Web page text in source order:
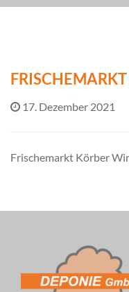
17. Dezember 2021
Frischemarkt Körber